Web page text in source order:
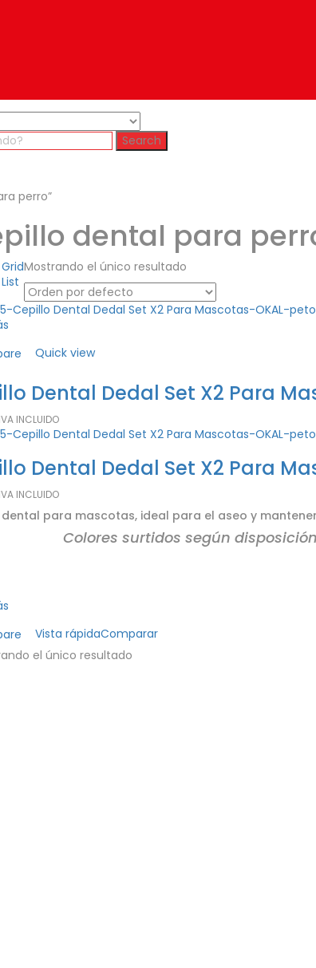
Search
perro”
dental para
Grid
List
Mostrando el único resultado
Quick view
Dental Dedal Set X2 Para
IVA INCLUIDO
Dental Dedal Set X2 Para
IVA INCLUIDO
para mascotas, ideal para el aseo y
Colores surtidos según
Vista rápidaComparar
el único resultado